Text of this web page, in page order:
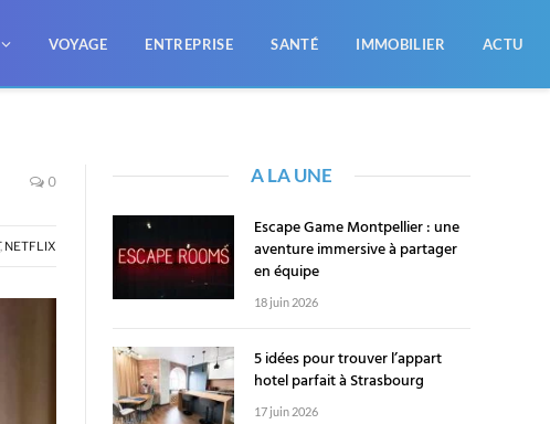
VOYAGE ENTREPRISE SANTÉ IMMOBILIER ACTU
0
, NETFLIX
A LA UNE
Escape Game Montpellier : une
aventure immersive à partager
en équipe
18 juin 2026
5 idées pour trouver l’appart
hotel parfait à Strasbourg
17 juin 2026